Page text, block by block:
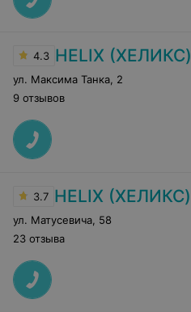
4.3 HELIX (ХЕЛИКС)
ул. Максима Танка, 2
9 отзывов
3.7 HELIX (ХЕЛИКС)
ул. Матусевича 58
23 отзыва